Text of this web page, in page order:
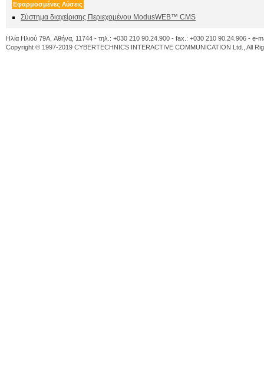
Εφαρμοσμένες Λύσεις
Σύστημα διαχείρισης Περιεχομένου ModusWEB™ CMS
Ηλία Ηλιού 79A, Αθήνα, 11744 - τηλ.: +030 210 90.24.900 - fax.: +030 210 90.24.906 - e-
Copyright © 1997-2019 CYBERTECHNICS INTERACTIVE COMMUNICATION Ltd., All